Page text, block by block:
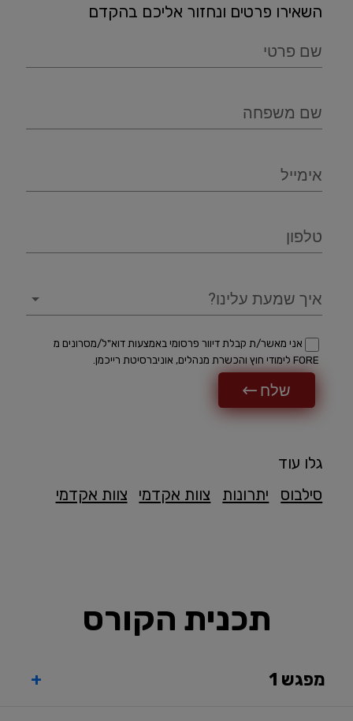
השאירו פרטים ונחזור אליכם בהקדם
שם פרטי
שם משפחה
אימייל
טלפון
איך שמעת עלינו?
אני מאשר/ת קבלת דיוור פרסומי באמצעות דוא"ל/מסרונים מ
FORE לימודי חוץ והכשרת מנהלים, אוניברסיטת רייכמן.
שלח
גלו עוד
סילבוס
יתרונות צוות אקדמי צוות אקדמי
תכנית הקורס
מפגש 1 +